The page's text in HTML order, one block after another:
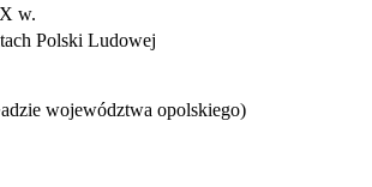
w.
Polski Ludowej
województwa opolskiego)